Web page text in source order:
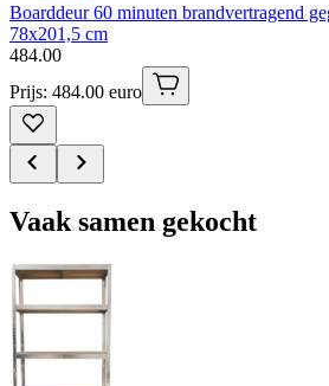
Boarddeur 60 minuten brandvertragend
78x201,5 cm
484.00
Prijs: 484.00 euro
Vaak samen gekocht